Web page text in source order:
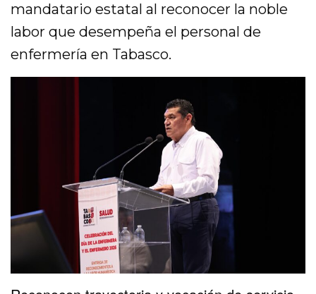
mandatario estatal al reconocer la noble
labor que desempeña el personal de
enfermería en Tabasco.